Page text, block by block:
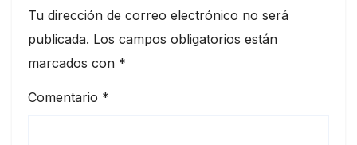
Tu dirección de correo electrónico no será
publicada. Los campos obligatorios están
marcados con *
Comentario *